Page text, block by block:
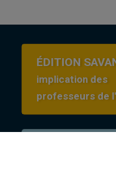
ÉDITION
implication des
professeurs de